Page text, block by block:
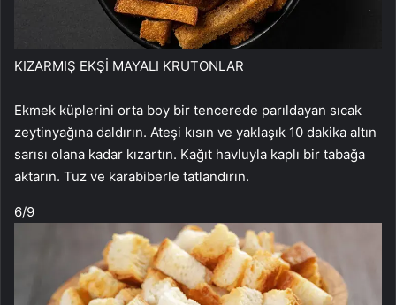
KIZARMIŞ EKŞİ MAYALI KRUTONLAR
Ekmek küplerini orta boy bir tencerede parıldayan sıcak
zeytinyağına daldırın. Ateşi kısın ve yaklaşık 10 dakika altın
sarısı olana kadar kızartın. Kağıt havluyla kaplı bir tabağa
aktarın. Tuz ve karabiberle tatlandırın.
6/9